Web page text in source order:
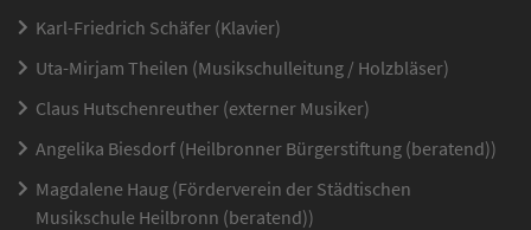
Karl-Friedrich Schäfer (Klavier)
Uta-Mirjam Theilen (Musikschulleitung / Holzbläser)
Claus Hutschenreuther (externer Musiker)
Angelika Biesdorf (Heilbronner Bürgerstiftung (beratend))
Magdalene Haug (Förderverein der Städtischen
Musikschule Heilbronn (beratend))